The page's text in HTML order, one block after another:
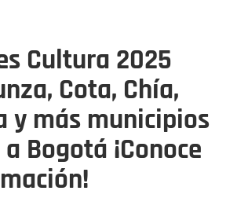
Cultura 2025
Cota, Chía,
y más municipios
Bogotá ¡Conoce